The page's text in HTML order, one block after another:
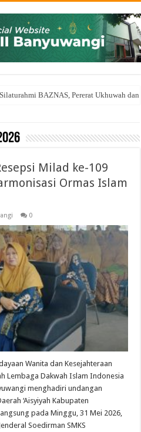
BAZNAS, Pererat Ukhuwah dan
Muda, DPD LDII Banyuwangi
Milad ke-109
Ormas Islam
0
Wanita dan Kesejahteraan
Lembaga Dakwah Islam Indonesia
menghadiri undangan
‘Aisyiyah Kabupaten
pada Minggu, 31 Mei 2026,
Soedirman SMKS